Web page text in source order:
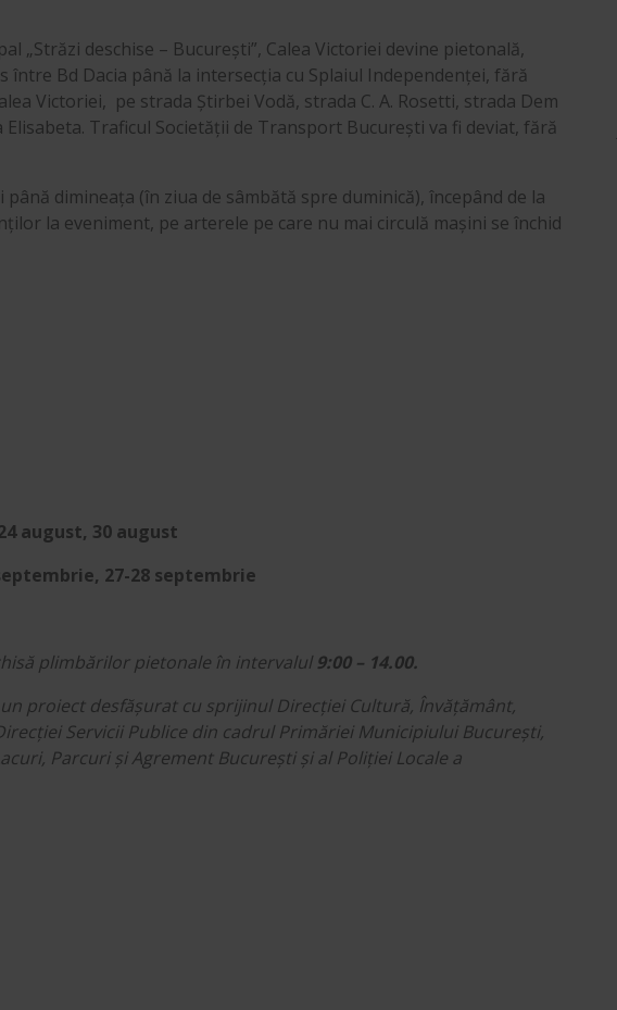
„Străzi deschise – București”, Calea Victoriei devine pietonală,
Bd Dacia până la intersecția cu Splaiul Independenței, fără
Victoriei, pe strada Știrbei Vodă, strada C. A. Rosetti, strada Dem
Traficul Societății de Transport București va fi deviat, fără
dimineața (în ziua de sâmbătă spre duminică), începând de la
la eveniment, pe arterele pe care nu mai circulă mașini se închid
august, 30 august
27-28 septembrie
plimbărilor pietonale în intervalul 9:00 – 14.00.
un proiect desfășurat cu sprijinul Direcției Cultură, Învățământ,
Servicii Publice din cadrul Primăriei Municipiului București,
Parcuri și Agrement București și al Poliției Locale a